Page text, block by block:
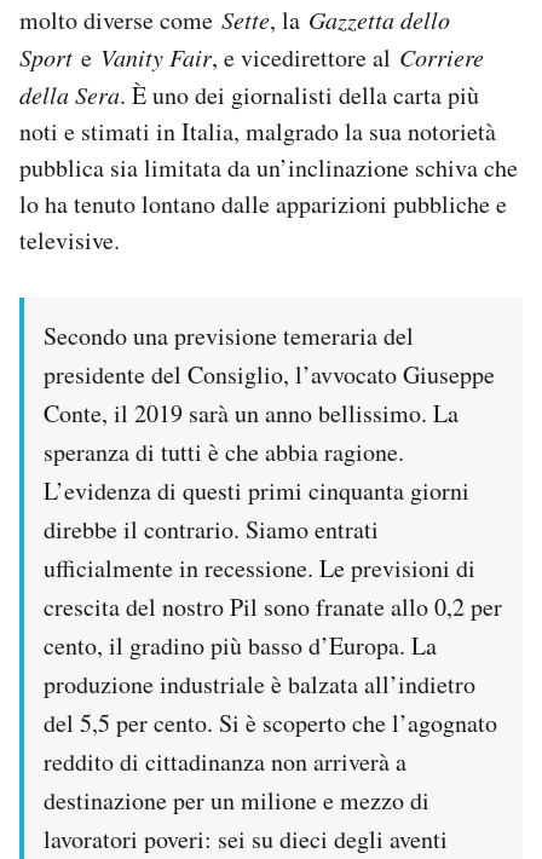
molto diverse come Sette, la Gazzetta dello
Sport e Vanity Fair, e vicedirettore al Corriere
della Sera. È uno dei giornalisti della carta più
noti e stimati in Italia, malgrado la sua notorietà
pubblica sia limitata da un’inclinazione schiva che
lo ha tenuto lontano dalle apparizioni pubbliche e
televisive.
Secondo una previsione temeraria del
presidente del Consiglio, l’avvocato Giuseppe
Conte, il 2019 sarà un anno bellissimo. La
speranza di tutti è che abbia ragione.
L’evidenza di questi primi cinquanta giorni
direbbe il contrario. Siamo entrati
ufficialmente in recessione. Le previsioni di
crescita del nostro Pil sono franate allo 0,2 per
cento, il gradino più basso d’Europa. La
produzione industriale è balzata all’indietro
del 5,5 per cento. Si è scoperto che l’agognato
reddito di cittadinanza non arriverà a
destinazione per un milione e mezzo di
lavoratori poveri: sei su dieci degli aventi